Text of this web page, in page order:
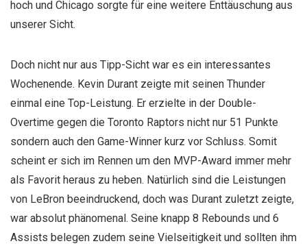
hoch und Chicago sorgte für eine weitere Enttäuschung aus
unserer Sicht.
Doch nicht nur aus Tipp-Sicht war es ein interessantes
Wochenende. Kevin Durant zeigte mit seinen Thunder
einmal eine Top-Leistung. Er erzielte in der Double-
Overtime gegen die Toronto Raptors nicht nur 51 Punkte
sondern auch den Game-Winner kurz vor Schluss. Somit
scheint er sich im Rennen um den MVP-Award immer mehr
als Favorit heraus zu heben. Natürlich sind die Leistungen
von LeBron beeindruckend, doch was Durant zuletzt zeigte,
war absolut phänomenal. Seine knapp 8 Rebounds und 6
Assists belegen zudem seine Vielseitigkeit und sollten ihm